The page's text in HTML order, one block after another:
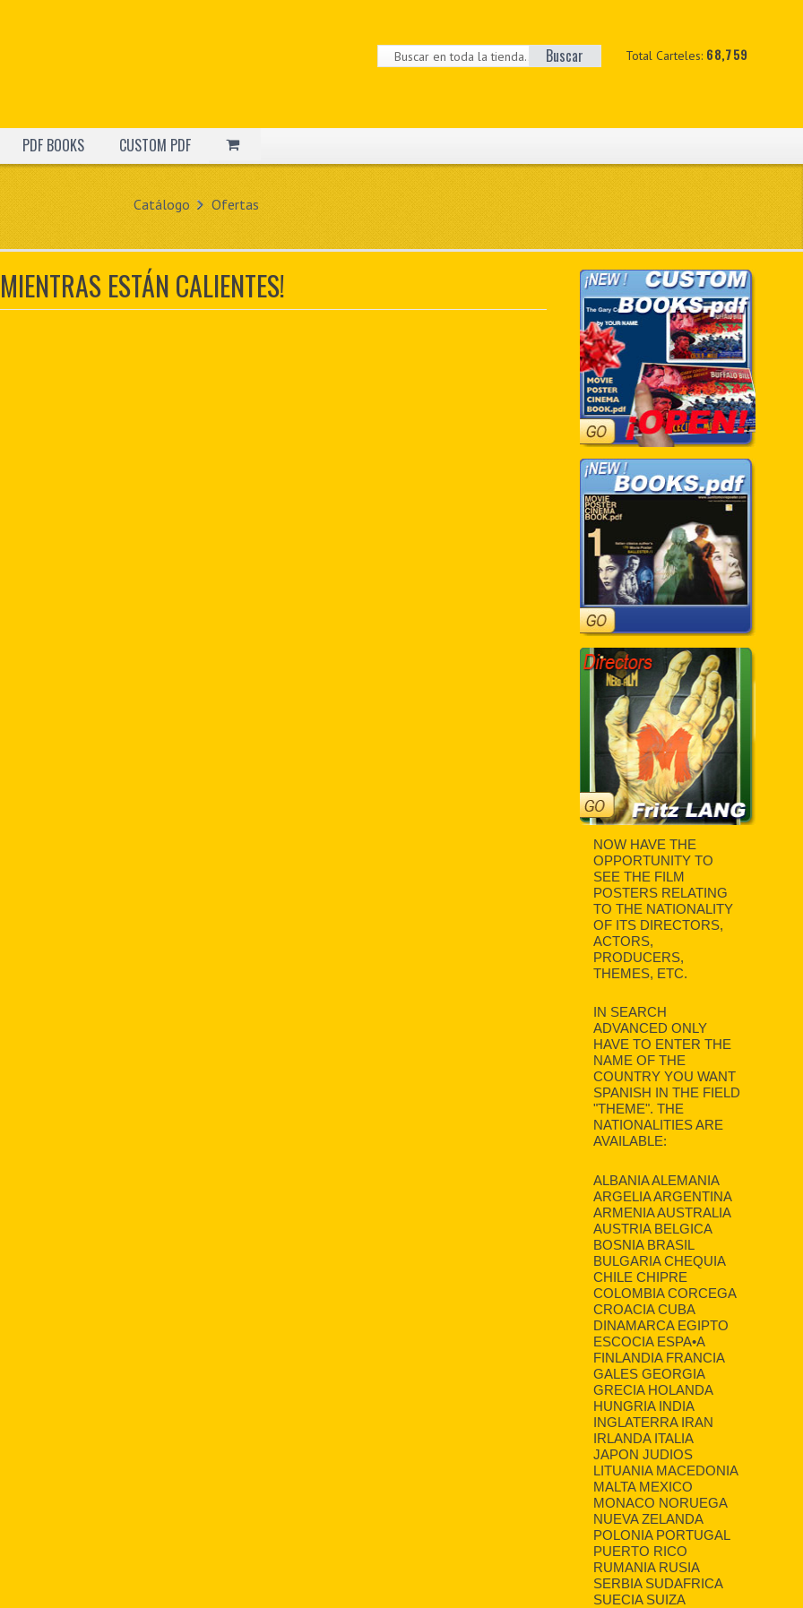
Total Carteles: 68,759
Buscar
PDF BOOKS CUSTOM PDF
Catálogo Ofertas
ESTÁN CALIENTES!
NOW HAVE THE
OPPORTUNITY TO
SEE THE FILM
POSTERS RELATING
TO THE NATIONALITY
OF ITS DIRECTORS,
ACTORS,
PRODUCERS,
THEMES, ETC.
IN SEARCH
ADVANCED ONLY
HAVE TO ENTER THE
NAME OF THE
COUNTRY YOU WANT
SPANISH IN THE FIELD
"THEME". THE
NATIONALITIES ARE
AVAILABLE:
ALBANIA ALEMANIA
ARGELIA ARGENTINA
ARMENIA AUSTRALIA
AUSTRIA BELGICA
BOSNIA BRASIL
BULGARIA CHEQUIA
CHILE CHIPRE
COLOMBIA CORCEGA
CROACIA CUBA
DINAMARCA EGIPTO
ESCOCIA ESPA•A
FINLANDIA FRANCIA
GALES GEORGIA
GRECIA HOLANDA
HUNGRIA INDIA
INGLATERRA IRAN
IRLANDA ITALIA
JAPON JUDIOS
LITUANIA MACEDONIA
MALTA MEXICO
MONACO NORUEGA
NUEVA ZELANDA
POLONIA PORTUGAL
PUERTO RICO
RUMANIA RUSIA
SERBIA SUDAFRICA
SUECIA SUIZA